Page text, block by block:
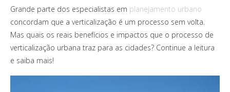
Grande parte dos especialistas em planejamento urbano
concordam que a verticalização é um processo sem volta.
Mas quais os reais benefícios e impactos que o processo de
verticalização urbana traz para as cidades? Continue a leitura
e saiba mais!